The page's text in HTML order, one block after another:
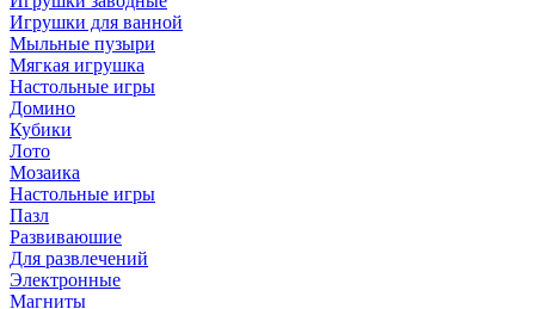
Игрушки для ванной
Мыльные пузыри
Мягкая игрушка
Настольные игры
Домино
Кубики
Лото
Мозаика
Настольные игры
Пазл
Развиваюшие
Для развлечений
Электронные
Магниты